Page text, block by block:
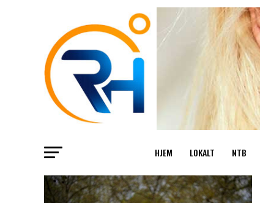
HJEM LOKALT NTB